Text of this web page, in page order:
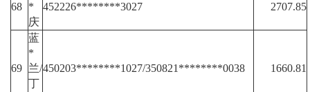
68 *
庆
452226********3027 2707.85
69
蓝
*
兰/
丁
450203********1027/350821********0038 1660.81